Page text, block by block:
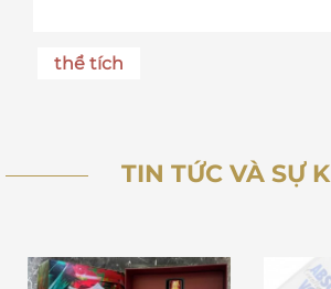
thể tích
TIN TỨC VÀ SỰ